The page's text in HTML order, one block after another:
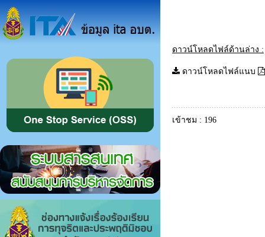
ดาวน์โหลดไฟล์ด้านล่าง :
ดาวน์โหลดไฟล์แนบ
เข้าชม : 196